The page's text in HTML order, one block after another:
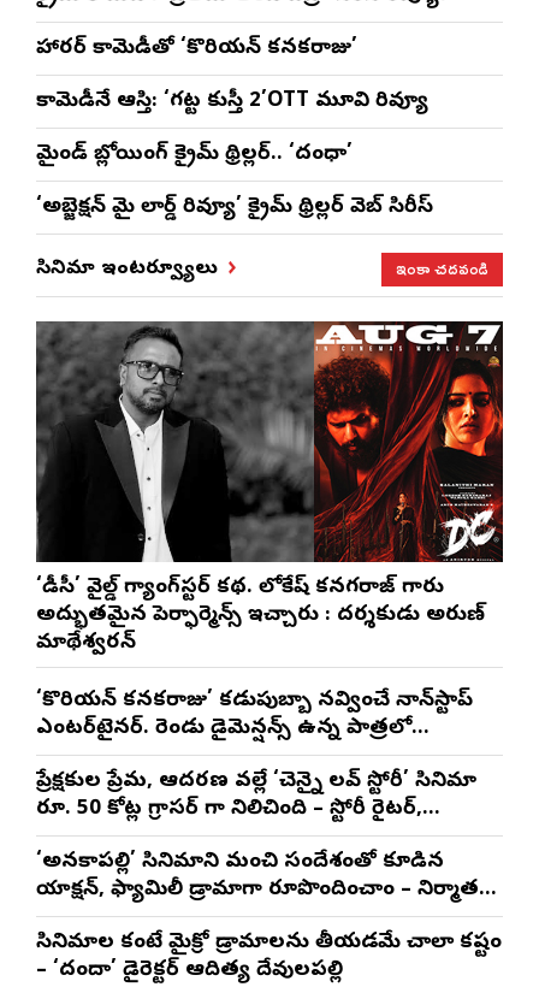
హారర్ కామెడీతో ‘కొరియన్ కనకరాజు’
కామెడీనే ఆస్తి: ‘గట్ట కుస్తీ 2’OTT మూవి రివ్యూ
మైండ్ బ్లోయింగ్ క్రైమ్ థ్రిల్లర్.. ‘దంధా’
‘అబ్జెక్ష‌న్ మై లార్డ్ రివ్యూ’ క్రైమ్ థ్రిల్ల‌ర్ వెబ్ సిరీస్
సినిమా ఇంటర్వ్యూలు ఇంకా చదవండి
‘డీసీ’ వైల్డ్ గ్యాంగ్‌స్టర్ కథ. లోకేష్ కనగరాజ్ గారు
అద్భుతమైన పెర్ఫార్మెన్స్ ఇచ్చారు : దర్శకుడు అరుణ్
మాథేశ్వరన్
‘కొరియన్ కనకరాజు’ కడుపుబ్బా నవ్వించే నాన్‌స్టాప్
ఎంటర్‌టైనర్. రెండు డైమెన్షన్స్ ఉన్న పాత్రలో
నటించడం చాలా సంతృప్తినిచ్చింది : వరుణ్ తేజ్
ప్రేక్షకుల ప్రేమ, ఆదరణ వల్లే ‘చెన్నై లవ్ స్టోరీ’ సినిమా
రూ. 50 కోట్ల గ్రాసర్ గా నిలిచింది – స్టోరీ రైటర్,
ప్రొడ్యూసర్ సాయి రాజేష్
‘అనకాపల్లి’ సినిమాని మంచి సందేశంతో కూడిన
యాక్షన్, ఫ్యామిలీ డ్రామాగా రూపొందించాం – నిర్మాతలు
త్రినాథరావు నక్కిన, కాండ్రేగుల నాయుడు
సినిమాల కంటే మైక్రో డ్రామాలను తీయడమే చాలా కష్టం
– ‘దందా’ డైరెక్ట‌ర్ ఆదిత్య దేవులపల్లి